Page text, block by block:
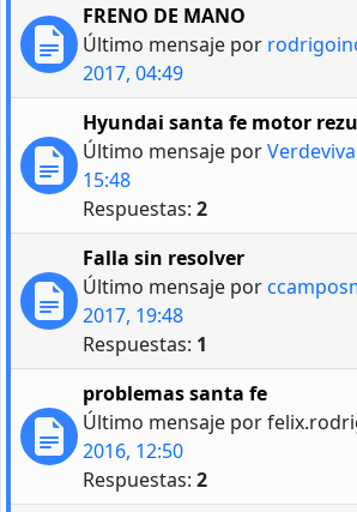
FRENO DE MANO
Último mensaje por
2017, 04:49
Hyundai santa fe motor
Último mensaje por
15:48
Respuestas: 2
Falla sin resolver
Último mensaje por
2017, 19:48
Respuestas: 1
problemas santa fe
Último mensaje por
2016, 12:50
Respuestas: 2